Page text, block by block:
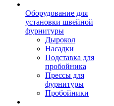
Оборудование для
установки швейной
фурнитуры
Дырокол
Насадки
Подставка для
пробойника
Прессы для
фурнитуры
Пробойники